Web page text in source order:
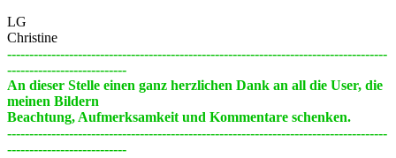
LG
Christine
--------------------------------------------------------------------------------------
---------------------------
An dieser Stelle einen ganz herzlichen Dank an all die User, die
meinen Bildern
Beachtung, Aufmerksamkeit und Kommentare schenken.
--------------------------------------------------------------------------------------
---------------------------